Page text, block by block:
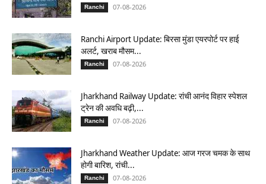
Ranchi 07-08-2026
Ranchi Airport Update: बिरसा मुंडा एयरपोर्ट पर हाई
अलर्ट, खराब मौसम...
Ranchi 07-08-2026
Jharkhand Railway Update: रांची आनंद विहार स्पेशल
ट्रेन की अवधि बढ़ी,...
Ranchi 07-08-2026
Jharkhand Weather Update: आज गरज चमक के साथ
होगी बारिश, रांची...
Ranchi 07-08-2026